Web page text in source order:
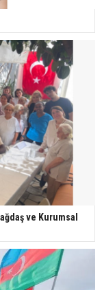
ve Kurumsal